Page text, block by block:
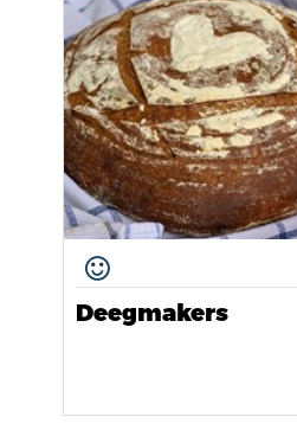
Deegmakers